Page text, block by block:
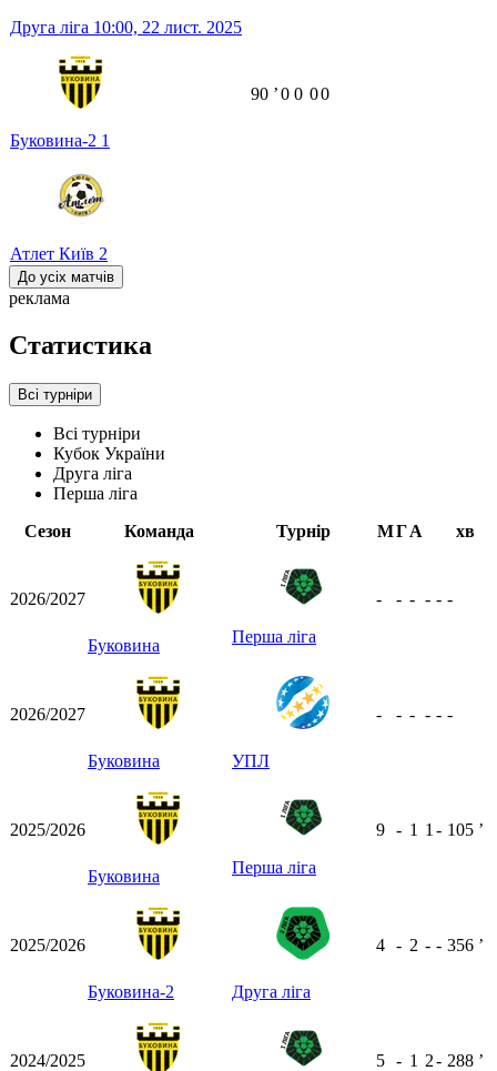
Друга ліга 10:00, 22 лист. 2025
Буковина-2 1
Атлет Київ 2
90 ʼ0 0 00
До усіх матчів
реклама
Статистика
Всі турніри
Всі турніри
Кубок України
Друга ліга
Перша ліга
Сезон
Команда Турнір МГА хв
2026/2027
Буковина Перша ліга
- - - - - -
2026/2027
Буковина УПЛ
- - - - - -
2025/2026
Буковина Перша ліга
9 - 1 1 - 105 ʼ
2025/2026
Буковина-2 Друга ліга
4 - 2 - - 356 ʼ
2024/2025 5 - 1 2- 288 ʼ